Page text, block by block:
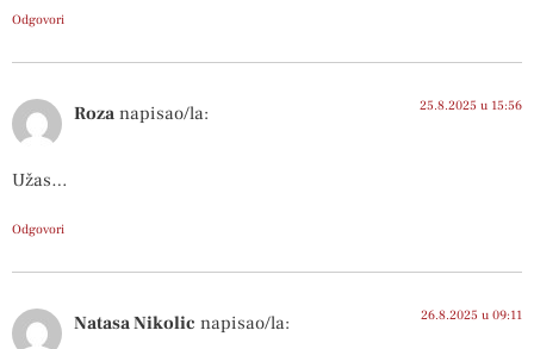
Odgovori
Roza napisao/la: 25.8.2025 u 15:56
Užas…
Odgovori
Natasa Nikolic napisao/la: 26.8.2025 u 09:11